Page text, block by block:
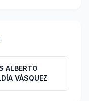
ALBERTO
VÁSQUEZ